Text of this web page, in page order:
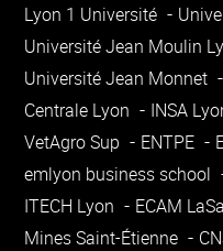
Lyon 1 Université
Université Jean Moulin
Université Jean Monnet
Centrale Lyon
INSA
VetAgro Sup
ENTPE
emlyon business school
ITECH Lyon
ECAM
Mines Saint-Étienne